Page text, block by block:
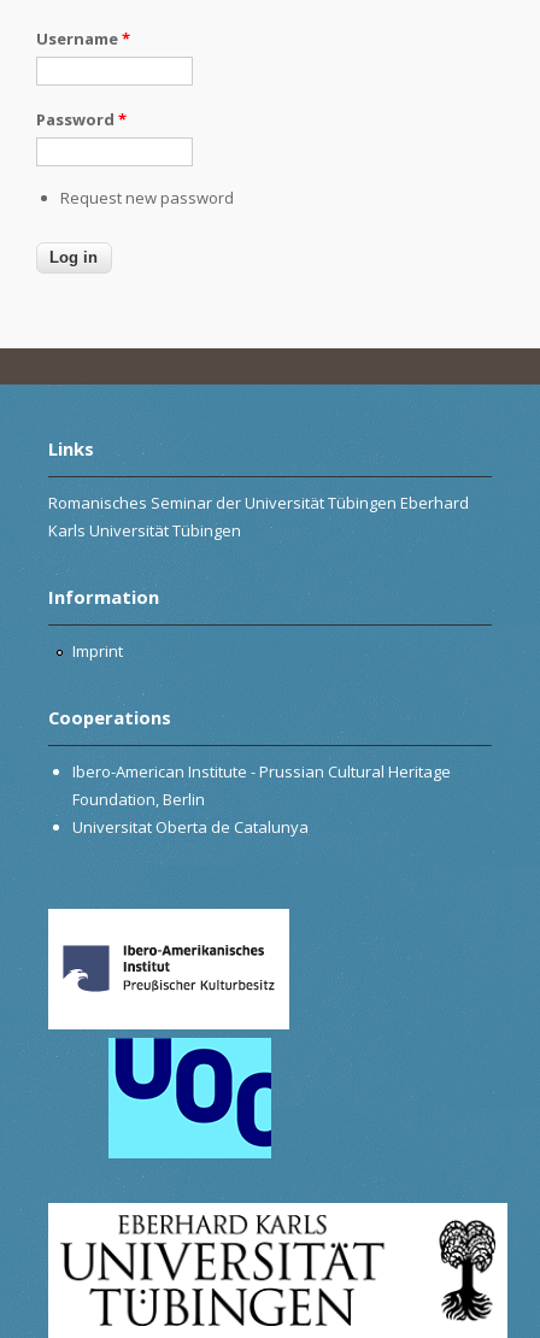
Username*
Password *
Request new password
Links
Romanisches Seminar der Universität Tübingen Eberhard
Karls Universität Tübingen
Information
Imprint
Cooperations
Ibero-American Institute - Prussian Cultural Heritage
Foundation, Berlin
Universitat Oberta de Catalunya